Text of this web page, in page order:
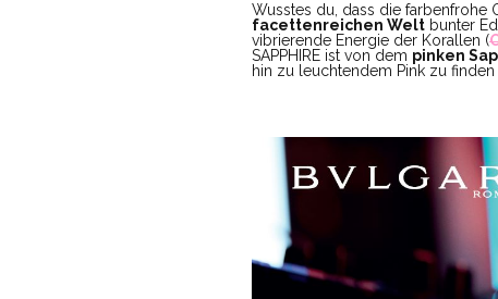
Wusstes du, dass die farbenfrohe
facettenreichen Welt bunter
vibrierende Energie der Korallen (
SAPPHIRE ist von dem pinken
hin zu leuchtendem Pink zu finden